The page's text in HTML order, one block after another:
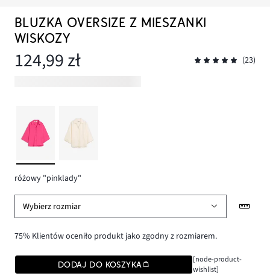
BLUZKA OVERSIZE Z MIESZANKI
WISKOZY
124,99 zł (23)
różowy "pinklady"
Wybierz rozmiar
75% Klientów oceniło produkt jako zgodny z rozmiarem.
DODAJ DO KOSZYKA
[node-product-
wishlist]